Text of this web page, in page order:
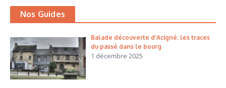
Nos Guides
Balade découverte d’Acigné: les traces
du passé dans le bourg
1 décembre 2025